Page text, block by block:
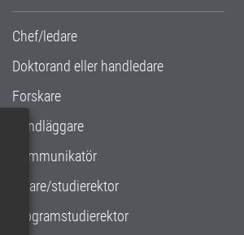
Chef/ledare
Doktorand eller handledare
Forskare
Handläggare
Kommunikatör
Lärare/studierektor
Programstudierektor